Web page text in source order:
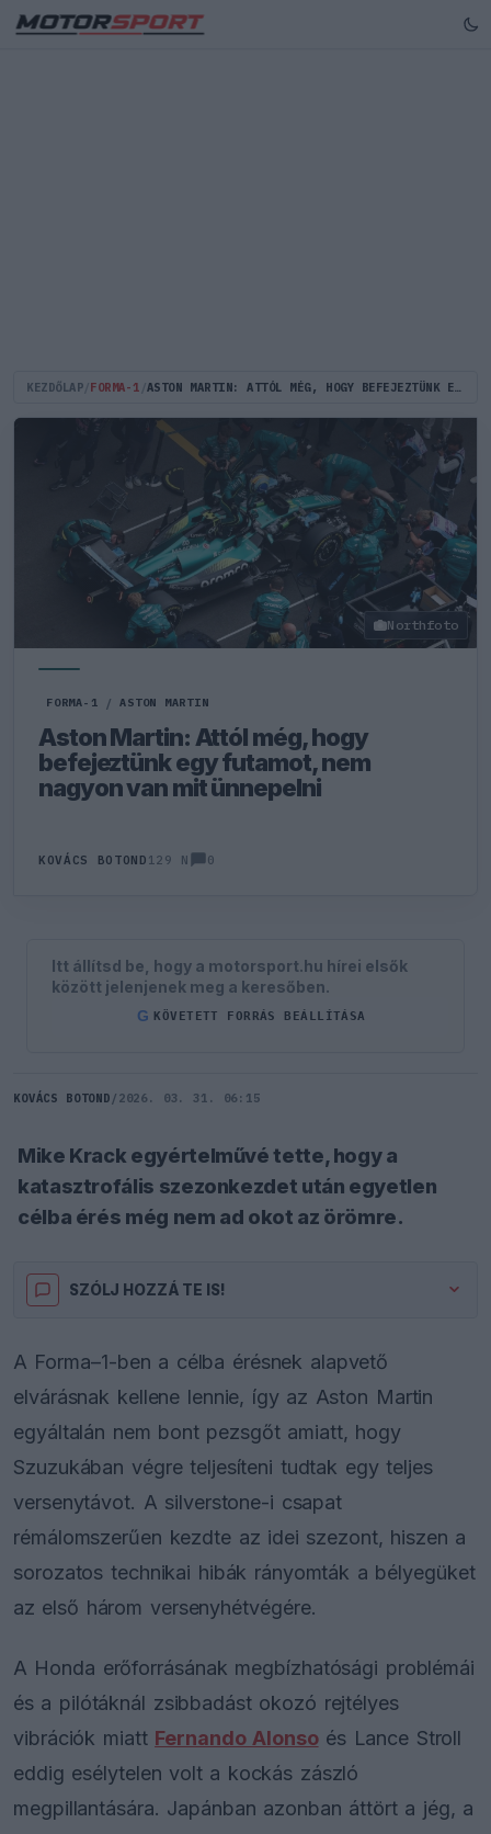
KEZDŐLAP FORMA-1 ASTON MARTIN: ATTÓL MÉG, HOGY BEFEJEZTÜNK EGY FUTAMOT, NEM NAGYON VAN MIT ÜNNEPELNI
Northfoto
FORMA-1 / ASTON MARTIN
Aston Martin: Attól még, hogy
befejeztünk egy futamot, nem
nagyon van mit ünnepelni
KOVÁCS BOTOND 129 N 0
Itt állítsd be, hogy a motorsport.hu hírei elsők
között jelenjenek meg a keresőben.
G KÖVETETT FORRÁS BEÁLLÍTÁSA
KOVÁCS BOTOND / 2026. 03. 31. 06:15
Mike Krack egyértelművé tette, hogy a
katasztrofális szezonkezdet után egyetlen
célba érés még nem ad okot az örömre.
SZÓLJ HOZZÁ TE IS!
A Forma–1-ben a célba érésnek alapvető
elvárásnak kellene lennie, így az Aston Martin
egyáltalán nem bont pezsgőt amiatt, hogy
Szuzukában végre teljesíteni tudtak egy teljes
versenytávot. A silverstone-i csapat
rémálomszerűen kezdte az idei szezont, hiszen a
sorozatos technikai hibák rányomták a bélyegüket
az első három versenyhétvégére.
A Honda erőforrásának megbízhatósági problémái
és a pilótáknál zsibbadást okozó rejtélyes
vibrációk miatt Fernando Alonsoés Lance Stroll
eddig esélytelen volt a kockás zászló
megpillantására. Japánban azonban áttört a jég, a